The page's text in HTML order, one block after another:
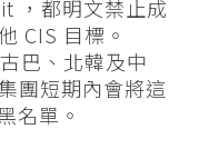
，都明文禁止成
CIS 目標。
巴、北韓及中
團短期內會將這
名單。